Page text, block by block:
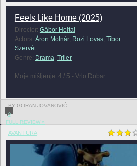
Feels Like Home (2025)
Director: Gábor Holtai
Actors: Áron Molnár, Rozi Lovas, Tibor
Szervét
Genre: Drama, Triler
Moje mišljenje: 4 / 5 - Vrlo Dobar
BY GORAN JOVANOVIĆ
0
FULL REVIEW »
AVANTURA